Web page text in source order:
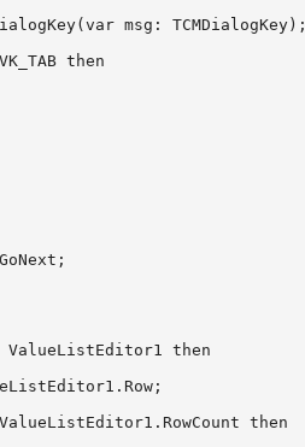
msg: TCMDialogKey);
then
ValueListEditor1 then
then